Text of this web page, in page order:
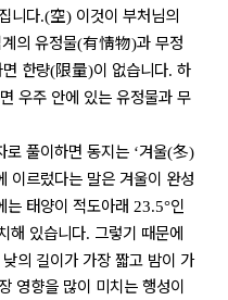
니다.(空) 이것이 부처님의
의 유정물(有情物)과 무정
한량(限量)이 없습니다. 하
우주 안에 있는 유정물과 무
로 풀이하면 동지는 ‘겨울(冬)
이르렀다는 말은 겨울이 완성
는 태양이 적도아래 23.5°인
해 있습니다. 그렇기 때문에
의 길이가 가장 짧고 밤이 가
영향을 많이 미치는 행성이